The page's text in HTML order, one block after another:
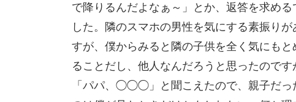
で降りるんだよなぁ～」とか、返答を求める
した。隣のスマホの男性を気にする素振りが
すが、僕からみると隣の子供を全く気にもと
ることだし、他人なんだろうと 思ったのです
「パパ、 ◯◯◯」と聞こえたので、親子だっ